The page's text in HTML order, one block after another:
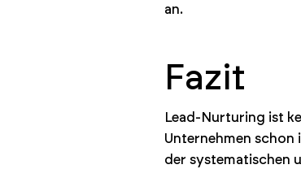
an.
Fazit
Lead-Nurturing ist
Unternehmen schon
der systematischen